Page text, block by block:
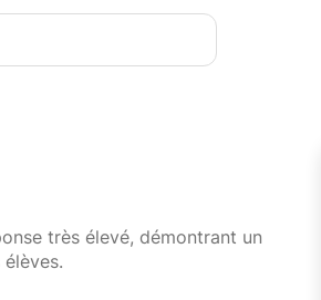
très élevé, démontrant un